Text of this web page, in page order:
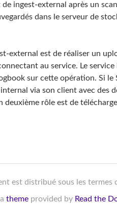
ingest-external après un
dans le serveur de
external est de réaliser un
au service. Le
sur cette opération. Si le
via son client avec des
deuxième rôle est de
est distribué sous les termes
themeprovided by Read the